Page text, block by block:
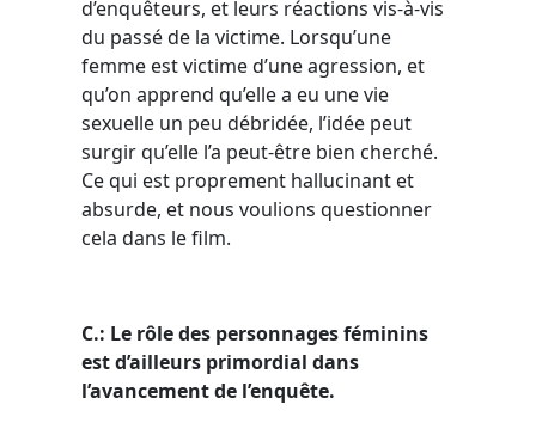
d’enquêteurs, et leurs réactions vis-à-vis
du passé de la victime. Lorsqu’une
femme est victime d’une agression, et
qu’on apprend qu’elle a eu une vie
sexuelle un peu débridée, l’idée peut
surgir qu’elle l’a peut-être bien cherché.
Ce qui est proprement hallucinant et
absurde, et nous voulions questionner
cela dans le film.
C.: Le rôle des personnages féminins
est d’ailleurs primordial dans
l’avancement de l’enquête.